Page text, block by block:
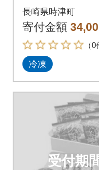
(しっぽく)詰
長崎県時津町
寄付金額
（0
冷凍
受付期